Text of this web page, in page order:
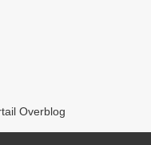
Overblog